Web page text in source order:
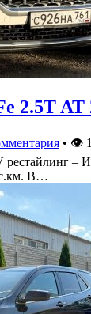
2.5T AT
• 👁
рестайлинг –
В…